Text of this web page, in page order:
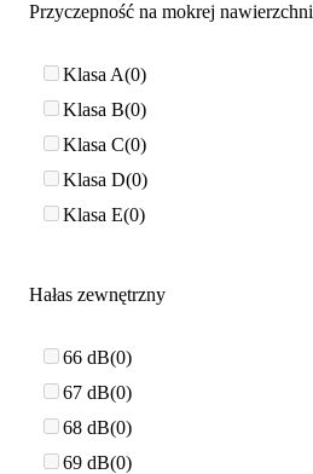
Przyczepność na mokrej nawierzchni
Klasa A 0
Klasa B 0
Klasa C 0
Klasa D 0
Klasa E 0
Hałas zewnętrzny
66 dB 0
67 dB 0
68 dB 0
69 dB 0